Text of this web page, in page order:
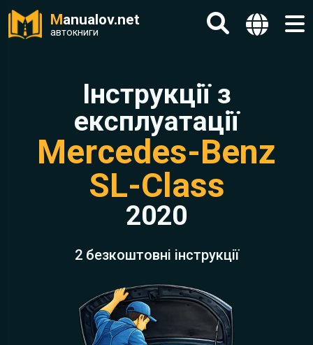
Manualov.net
автокниги
Інструкції з
експлуатації
Mercedes-Benz
SL-Class
2020
2 безкоштовні інструкції